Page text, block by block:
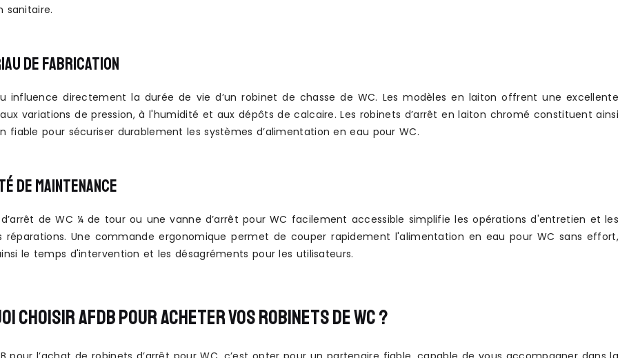
sanitaire.
DE FABRICATION
influence directement la durée de vie d’un robinet de chasse de WC. Les modèles en laiton offrent une excellente
variations de pression, à l'humidité et aux dépôts de calcaire. Les robinets d’arrêt en laiton chromé constituent ainsi
fiable pour sécuriser durablement les systèmes d’alimentation en eau pour WC.
DE MAINTENANCE
de WC ¼ de tour ou une vanne d’arrêt pour WC facilement accessible simplifie les opérations d'entretien et les
réparations. Une commande ergonomique permet de couper rapidement l'alimentation en eau pour WC sans effort,
le temps d'intervention et les désagréments pour les utilisateurs.
CHOISIR AFDB POUR ACHETER VOS ROBINETS DE WC ?